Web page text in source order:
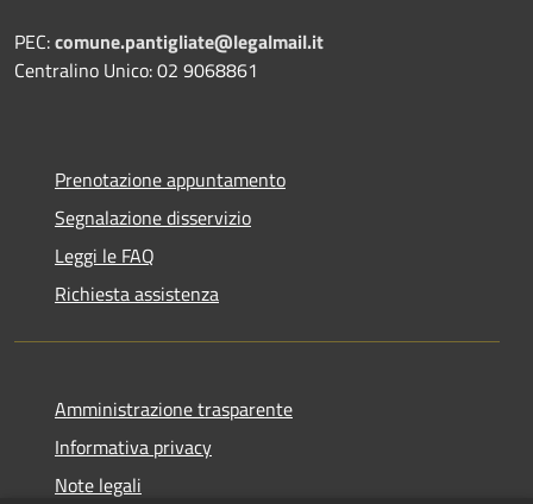
PEC:comune.pantigliate@legalmail.it
Centralino Unico: 02 9068861
Prenotazione appuntamento
Segnalazione disservizio
Leggi le FAQ
Richiesta assistenza
Amministrazione trasparente
Informativa privacy
Note legali